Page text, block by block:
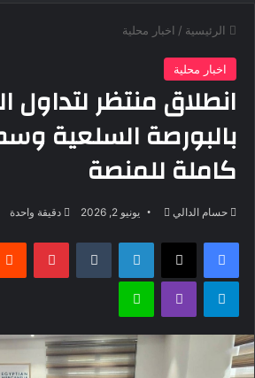
الرئيسية / اخبار محلية
اخبار محلية
انطلاق منتظر لتداول
بالبورصة السلعية
كاملة للمنصة
حسام الدالي
أرسل
إلكترونيا
يونيو 2, 2026 دقيقة واحدة
فيسبوك ‫X لينكدإن
تيلقرام ڤايبر لاين